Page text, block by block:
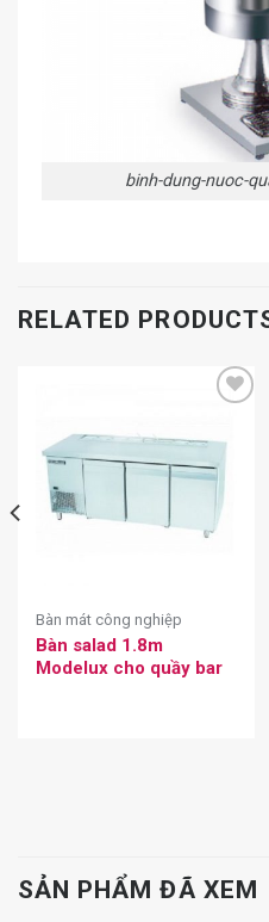
binh-dung-nuoc-
RELATED
Bàn mát công nghiệp
Bàn salad 1.8m
Modelux cho quầy bar
SẢN PHẨM ĐÃ XEM